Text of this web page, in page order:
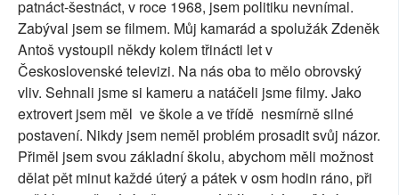
patnáct-šestnáct, v roce 1968, jsem politiku nevnímal.
Zabýval jsem se filmem. Můj kamarád a spolužák Zdeněk
Antoš vystoupil někdy kolem třinácti let v
Československé televizi. Na nás oba to mělo obrovský
vliv. Sehnali jsme si kameru a natáčeli jsme filmy. Jako
extrovert jsem měl ve škole a ve třídě nesmírně silné
postavení. Nikdy jsem neměl problém prosadit svůj názor.
Přiměl jsem svou základní školu, abychom měli možnost
dělat pět minut každé úterý a pátek v osm hodin ráno, při